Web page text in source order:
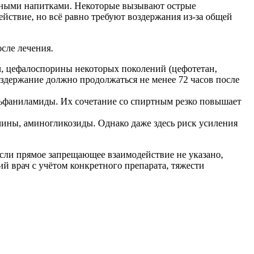
напитками. Некоторые вызывают острые
но всё равно требуют воздержания из-за общей
лечения.
цефалоспорины некоторых поколений (цефотетан,
должно продолжаться не менее 72 часов после
Их сочетание со спиртным резко повышает
аминогликозиды. Однако даже здесь риск усиления
прямое запрещающее взаимодействие не указано,
врач с учётом конкретного препарата, тяжести